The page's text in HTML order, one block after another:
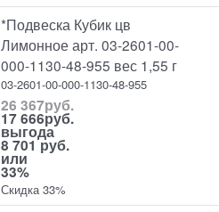
*Подвеска Кубик цв
Лимонное арт. 03-2601-00-
000-1130-48-955 вес 1,55 г
03-2601-00-000-1130-48-955
26 367руб.
17 666руб.
выгода
8 701 руб.
или
33%
Скидка 33%